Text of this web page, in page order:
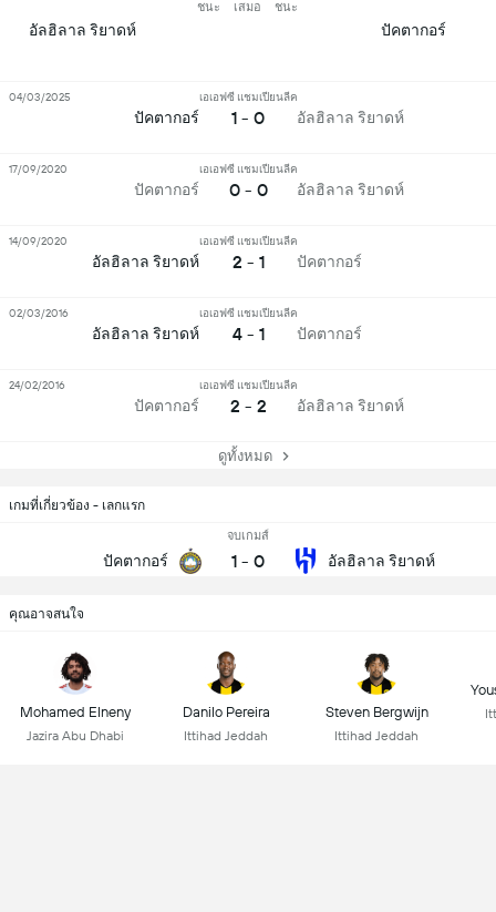
เกมที่เกี่ยวข้อง - เลกแรก
ปัคตากอร์
จบเกมส์
1 - 0 อัลฮิลาล ริยาดห์
อัลฮิลาล ริยาดห์
ชนะ เสมอ ชนะ
ปัคตากอร์
ปัคตากอร์
เอเอฟซี แชมเปียนลีค
1 - 0 อัลฮิลาล ริยาดห์
04/03/2025
ปัคตากอร์
เอเอฟซี แชมเปียนลีค
0 - 0 อัลฮิลาล ริยาดห์
17/09/2020
อัลฮิลาล ริยาดห์
เอเอฟซี แชมเปียนลีค
2 - 1 ปัคตากอร์
14/09/2020
อัลฮิลาล ริยาดห์
เอเอฟซี แชมเปียนลีค
4 - 1 ปัคตากอร์
02/03/2016
ปัคตากอร์
เอเอฟซี แชมเปียนลีค
2 - 2 อัลฮิลาล ริยาดห์
24/02/2016
ดูทั้งหมด
คุณอาจสนใจ
Mohamed Elneny
Jazira Abu Dhabi
Danilo Pereira
Ittihad Jeddah
Steven Bergwijn
Ittihad Jeddah